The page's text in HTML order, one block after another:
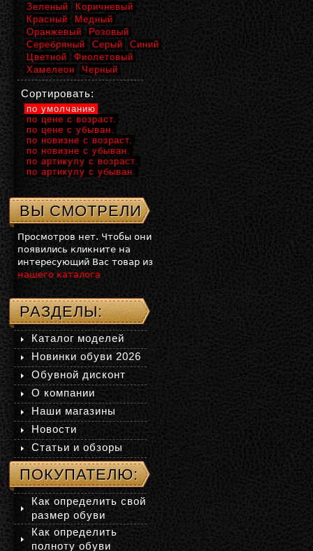
Зеленый
Коричневый
Красный
Медный
Оранжевый
Розовый
Серебряный
Серый
Синий
Цветной
Фиолетовый
Хамелеон
Черный
Сортировать:
по умолчанию
по цене с возраст.
по цене с убыван.
по новизне с возраст.
по новизне с убыван.
по артикулу с возраст.
по артикулу с убыван.
ВЫ СМОТРЕЛИ
Просмотров нет. Чтобы они
появились кликните на
интересующий Вас товар из
нашего каталога
РАЗДЕЛЫ:
Каталог моделей
Новинки обуви 2026
Обувной дисконт
О компании
Наши магазины
Новости
Статьи и обзоры
ПОКУПАТЕЛЮ:
Как определить свой
размер обуви
Как определить
полноту обуви